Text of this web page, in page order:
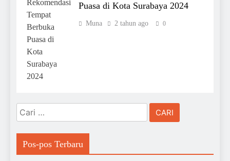
Puasa di Kota Surabaya 2024
Muna 2 tahun ago 0
Cari
untuk:
Pos-pos Terbaru